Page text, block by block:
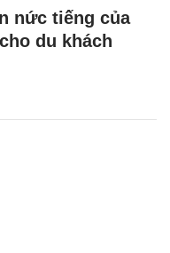
nức tiếng của
du khách